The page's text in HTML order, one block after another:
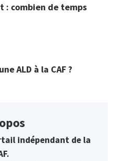
: combien de temps
ALD à la CAF ?
indépendant de la